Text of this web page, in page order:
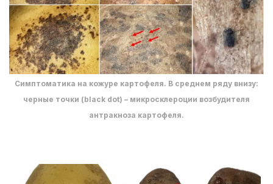
Симптоматика на кожуре картофеля. В среднем ряду внизу:
черные точки (black dot) – микросклероции возбудителя
антракноза картофеля.